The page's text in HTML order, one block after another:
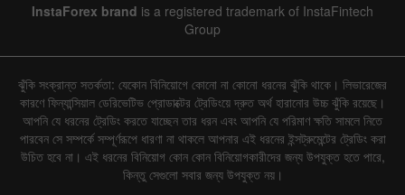
InstaForex brand is a registered trademark of InstaFintech
Group
ঝুঁকি সংক্রান্ত সতর্কতা: যেকোন বিনিয়োগে কোনো না কোনো ধরনের ঝুঁকি থাকে। লিভারেজের
কারণে ফিন্যান্সিয়াল ডেরিভেটিভ প্রোডাক্টের ট্রেডিংয়ে দ্রুত অর্থ হারানোর উচ্চ ঝুঁকি রয়েছে।
আপনি যে ধরনের ট্রেডিং করতে যাচ্ছেন তার ধরন এবং আপনি যে পরিমাণ ক্ষতি সামলে নিতে
পারবেন সে সম্পর্কে সম্পূর্ণরূপে ধারণা না থাকলে আপনার এই ধরনের ইন্সট্রুমেন্টের ট্রেডিং করা
উচিত হবে না। এই ধরনের বিনিয়োগ কোন কোন বিনিয়োগকারীদের জন্য উপযুক্ত হতে পারে,
কিন্তু সেগুলো সবার জন্য উপযুক্ত নয়।